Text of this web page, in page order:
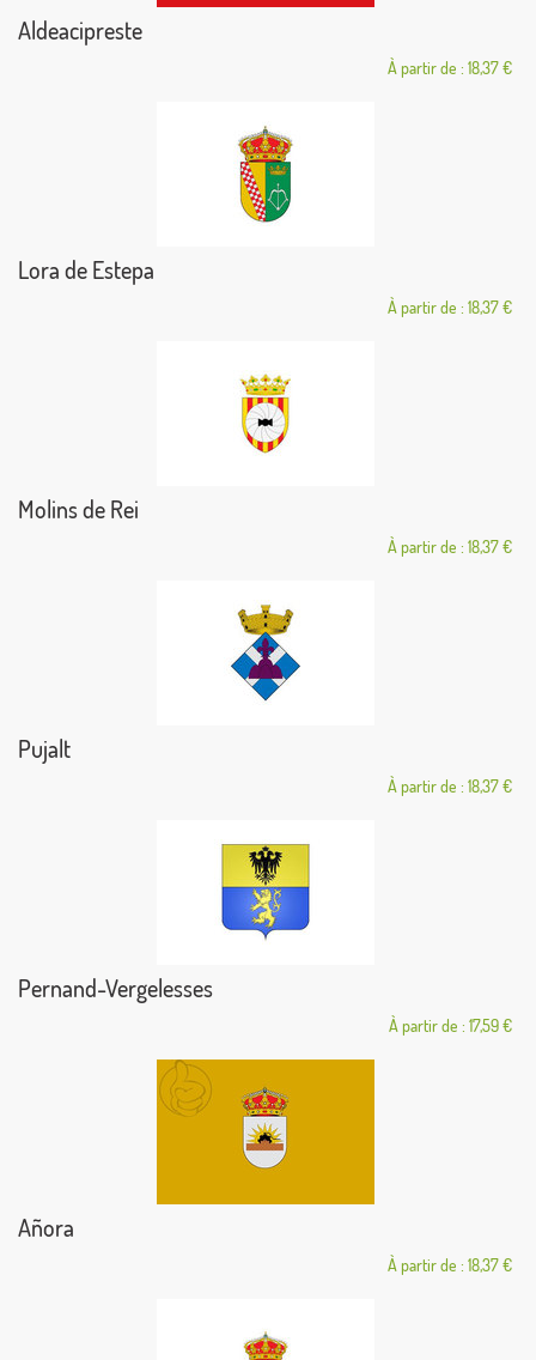
Aldeacipreste
À partir de : 18,37 €
Lora de Estepa
À partir de : 18,37 €
Molins de Rei
À partir de : 18,37 €
Pujalt
À partir de : 18,37 €
Pernand-Vergelesses
À partir de : 17,59 €
Añora
À partir de : 18,37 €